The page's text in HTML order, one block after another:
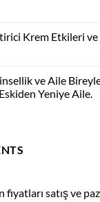
Krem Etkileri ve
ve Aile
Yeniye Aile.
fiyatları satış ve